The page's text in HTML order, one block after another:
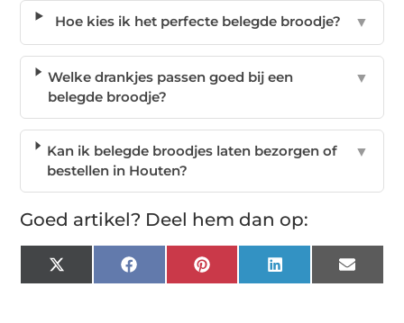
Hoe kies ik het perfecte belegde broodje? ▼
Welke drankjes passen goed bij een
belegde broodje?
▼
Kan ik belegde broodjes laten bezorgen of
bestellen in Houten?
▼
Goed artikel? Deel hem dan op:
X
(Twitter)
FacebookPinterest LinkedIn Email